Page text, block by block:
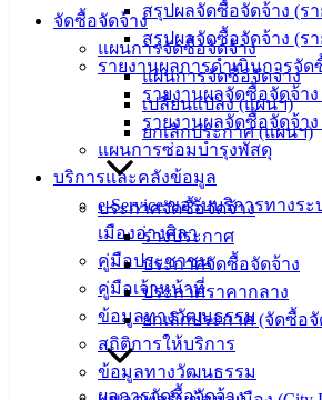
สรุปผลจัดซื้อจัดจ้าง (ร
สรุปผลจัดซื้อจัดจ้าง (ร
รายงานผลการดำเนินการจัด
รายงานผลจัดซื้อจัดจ้าง
รายงานผลจัดซื้อจัดจ้า
แผนการซ่อมบำรุงพัสดุ
บริการและคลังข้อมูล
e-Service ขอรับบริการทางร
เมืองอ่างศิลา
คู่มือประชาชน
คู่มือเจ้าหน้าที่
ข้อมูลทางวัฒนธรรม
สถิติการให้บริการ
ข้อมูลทางวัฒนธรรม
จัดซื้อจัดจ้าง
แผนการจัดซื้อจัดจ้าง
แผนการจัดซื้อจัดจ้าง
เปลี่ยนแปลง (แผนฯ)
ยกเลิกประกาศ (แผนฯ)
ประกาศจัดซื้อจัดจ้าง
ร่างประกาศ
ประกาศจัดซื้อจัดจ้าง
ประกาศราคากลาง
ยกเลิกประกาศ (จัดซื้อจั
ผลการจัดซื้อจัดจ้าง